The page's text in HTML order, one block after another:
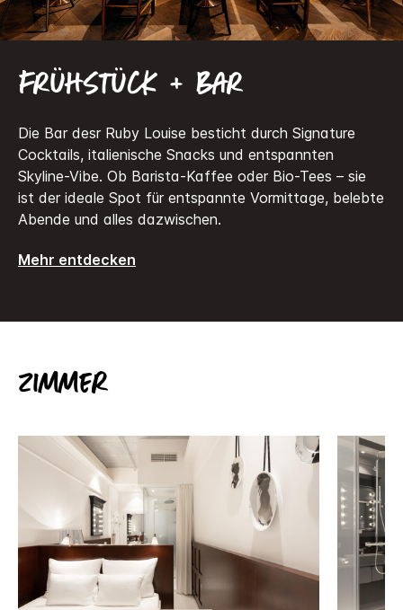
Frühstück + Bar
Die Bar desr Ruby Louise besticht durch Signature
Cocktails, italienische Snacks und entspannten
Skyline-Vibe. Ob Barista-Kaffee oder Bio-Tees – sie
ist der ideale Spot für entspannte Vormittage, belebte
Abende und alles dazwischen.
Mehr entdecken
Zimmer